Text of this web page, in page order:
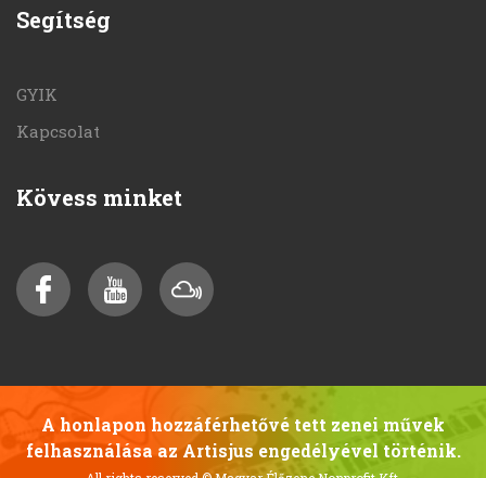
Segítség
GYIK
Kapcsolat
Kövess minket
A honlapon hozzáférhetővé tett zenei művek
felhasználása az Artisjus engedélyével történik.